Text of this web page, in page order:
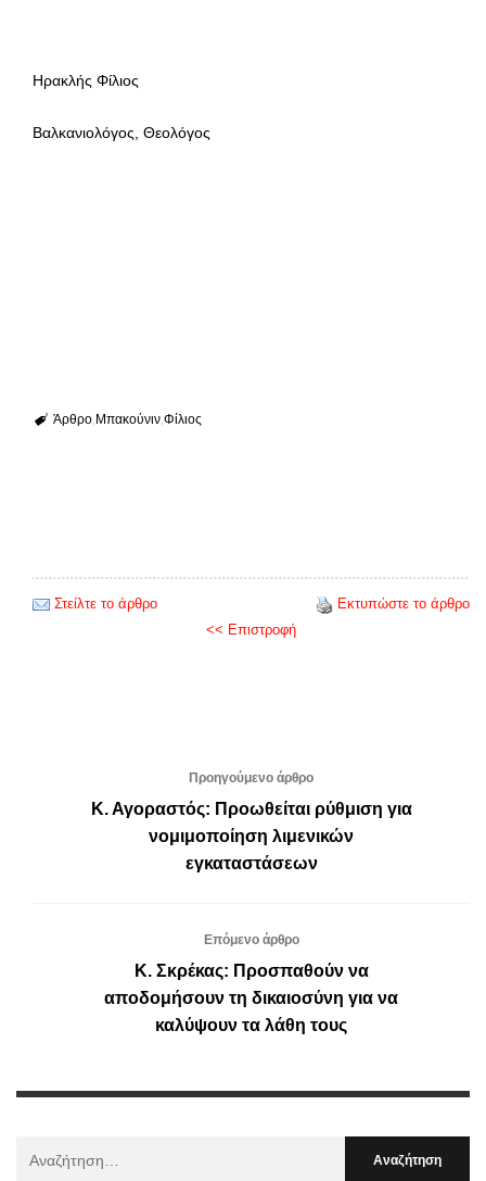
Ηρακλής Φίλιος
Βαλκανιολόγος, Θεολόγος
Άρθρο Μπακούνιν Φίλιος
Στείλτε το άρθρο
Εκτυπώστε το άρθρο
<< Επιστροφή
Προηγούμενο άρθρο
Κ. Αγοραστός: Προωθείται ρύθμιση για
νομιμοποίηση λιμενικών
εγκαταστάσεων
Επόμενο άρθρο
Κ. Σκρέκας: Προσπαθούν να
αποδομήσουν τη δικαιοσύνη για να
καλύψουν τα λάθη τους